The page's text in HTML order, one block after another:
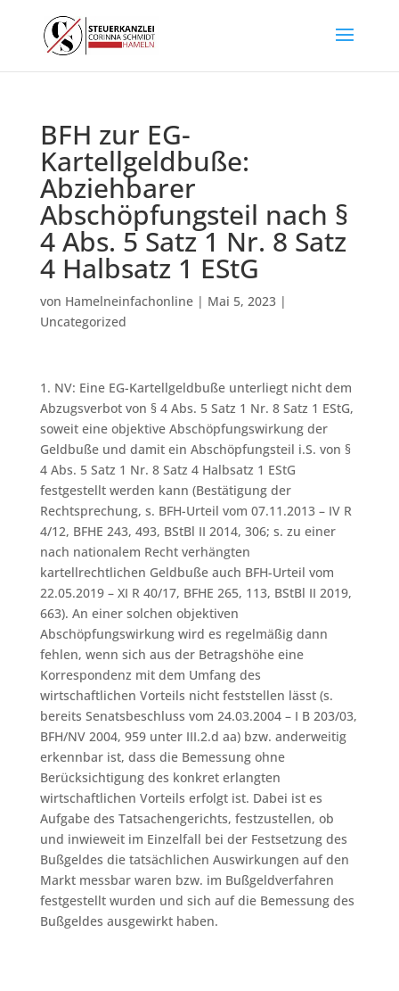
BFH zur EG-
Kartellgeldbuße:
Abziehbarer
Abschöpfungsteil nach §
4 Abs. 5 Satz 1 Nr. 8 Satz
4 Halbsatz 1 EStG
von Hamelneinfachonline| Mai 5, 2023|
Uncategorized
1. NV: Eine EG-Kartellgeldbuße unterliegt nicht dem
Abzugsverbot von § 4 Abs. 5 Satz 1 Nr. 8 Satz 1 EStG,
soweit eine objektive Abschöpfungswirkung der
Geldbuße und damit ein Abschöpfungsteil i.S. von §
4 Abs. 5 Satz 1 Nr. 8 Satz 4 Halbsatz 1 EStG
festgestellt werden kann (Bestätigung der
Rechtsprechung, s. BFH-Urteil vom 07.11.2013 – IV R
4/12, BFHE 243, 493, BStBl II 2014, 306; s. zu einer
nach nationalem Recht verhängten
kartellrechtlichen Geldbuße auch BFH-Urteil vom
22.05.2019 – XI R 40/17, BFHE 265, 113, BStBl II 2019,
663). An einer solchen objektiven
Abschöpfungswirkung wird es regelmäßig dann
fehlen, wenn sich aus der Betragshöhe eine
Korrespondenz mit dem Umfang des
wirtschaftlichen Vorteils nicht feststellen lässt (s.
bereits Senatsbeschluss vom 24.03.2004 – I B 203/03,
BFH/NV 2004, 959 unter III.2.d aa) bzw. anderweitig
erkennbar ist, dass die Bemessung ohne
Berücksichtigung des konkret erlangten
wirtschaftlichen Vorteils erfolgt ist. Dabei ist es
Aufgabe des Tatsachengerichts, festzustellen, ob
und inwieweit im Einzelfall bei der Festsetzung des
Bußgeldes die tatsächlichen Auswirkungen auf den
Markt messbar waren bzw. im Bußgeldverfahren
festgestellt wurden und sich auf die Bemessung des
Bußgeldes ausgewirkt haben.